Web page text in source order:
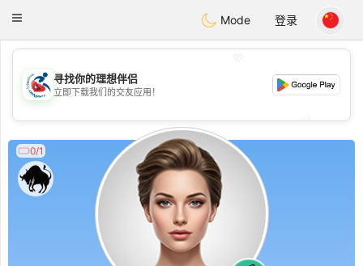
Handi Space
Toggle
Mode 登录
💖
💕
💕
寻找你的理想伴侣
立即下载我们的交友应用！
0/1